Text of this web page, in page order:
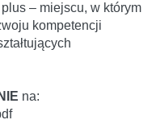
– miejscu, w którym
kompetencji
na: